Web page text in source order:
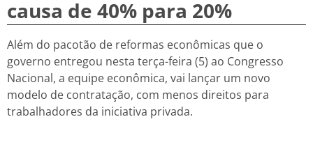
causa de 40% para 20%
Além do pacotão de reformas econômicas que o
governo entregou nesta terça-feira (5) ao Congresso
Nacional, a equipe econômica, vai lançar um novo
modelo de contratação, com menos direitos para
trabalhadores da iniciativa privada.